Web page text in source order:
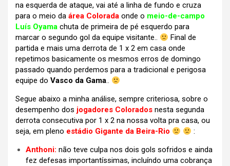
na esquerda de ataque, vai até a linha de fundo e cruza
para o meio da área Colorada onde o meio-de-campo
Luís Oyama chuta de primeira de pé esquerdo para
marcar o segundo gol da equipe visitante..
Final de
partida e mais uma derrota de 1 x 2 em casa onde
repetimos basicamente os mesmos erros de domingo
passado quando perdemos para a tradicional e perigosa
equipe do Vasco da Gama..
Segue abaixo a minha análise, sempre criteriosa, sobre o
desempenho dos jogadores Colorados nesta segunda
derrota consecutiva por 1 x 2 na nossa volta pra casa, ou
seja, em pleno estádio Gigante da Beira-Rio
:
Anthoni: não teve culpa nos dois gols sofridos e ainda
fez defesas importantíssimas, incluíndo uma cobrança